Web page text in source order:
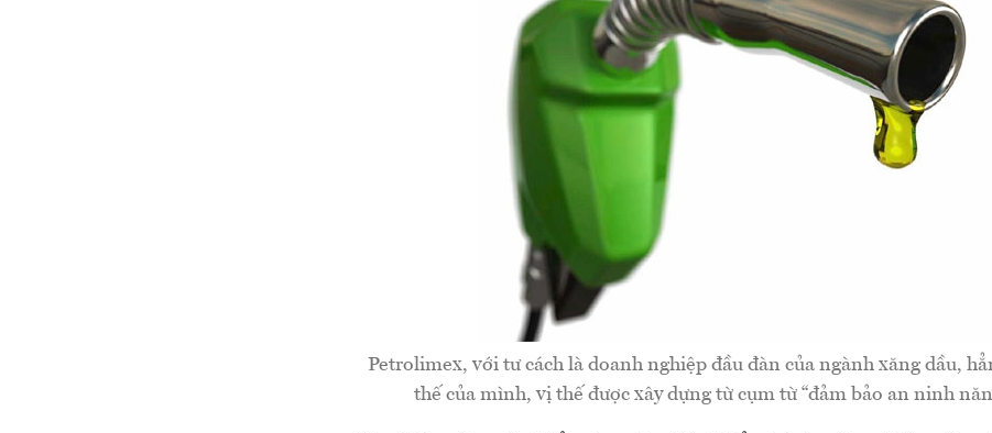
Petrolimex, với tư cách là doanh nghiệp đầu đàn của ngành xăng dầu,
thế của mình, vị thế được xây dựng từ cụm từ “đảm bảo an ninh